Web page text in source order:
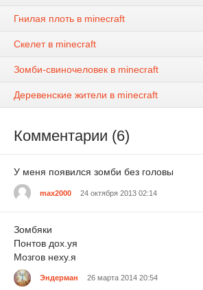
Гнилая плоть в minecraft
Скелет в minecraft
Зомби-свиночеловек в minecraft
Деревенские жители в minecraft
Комментарии (6)
У меня появился зомби без головы
max2000 24 октября 2013 02:14
Зомбяки
Понтов дох.уя
Мозгов неху.я
Эндерман 26 марта 2014 20:54